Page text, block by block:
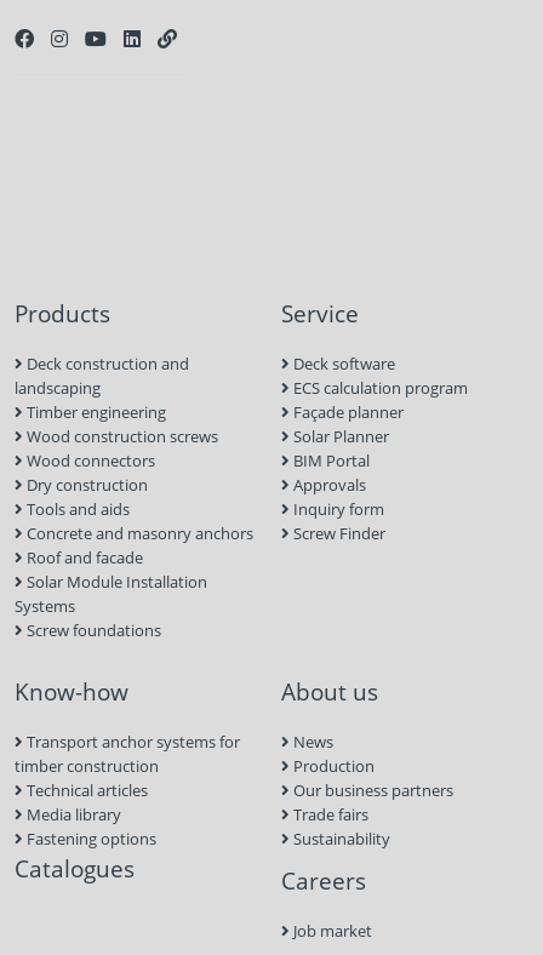
Products
Deck construction and
landscaping
Timber engineering
Wood construction screws
Wood connectors
Dry construction
Tools and aids
Concrete and masonry anchors
Roof and facade
Solar Module Installation
Systems
Screw foundations
Service
Deck software
ECS calculation program
Façade planner
Solar Planner
BIM Portal
Approvals
Inquiry form
Screw Finder
Know-how
Transport anchor systems for
timber construction
Technical articles
Media library
Fastening options
Catalogues
About us
News
Production
Our business partners
Trade fairs
Sustainability
Careers
Job market